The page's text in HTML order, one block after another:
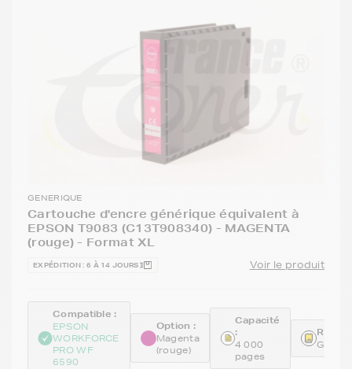
GENERIQUE
Cartouche d'encre générique équivalent à
EPSON T9083 (C13T908340) - MAGENTA
(rouge) - Format XL
EXPÉDITION : 6 À 14 JOURS Voir le produit
Compatible :
EPSON
WORKFORCE
PRO WF
6590
Option :
Magenta
(rouge)
Capacité
:
4 000
pages